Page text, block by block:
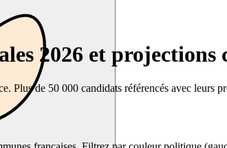
2026 et projections
Plus de 50 000 candidats référencés avec leurs